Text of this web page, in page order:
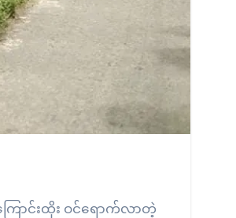
ောင်းထိုး ဝင်ရောက်လာတဲ့